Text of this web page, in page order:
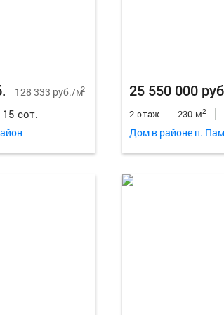
128 333 руб./м2
15 сот.
25 550 000
2-этаж 230 м2
Дом в районе п.